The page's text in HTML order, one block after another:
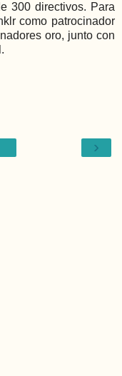
300 directivos. Para
como patrocinador
oro, junto con
›